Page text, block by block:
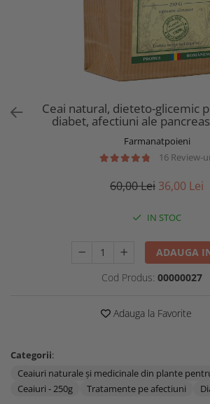
Ceai natural, dieteto-glicemic
diabet, afectiuni ale
Farmanatpoieni
16 Review-
60,00 Lei 36,00 Lei
IN STOC
ADAUGA
Cod Produs: 00000027
Adauga la Favorite
Categorii:
Ceaiuri naturale și medicinale din plante
Ceaiuri - 250g
Tratamente pe afectiuni